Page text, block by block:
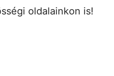
oldalainkon is!